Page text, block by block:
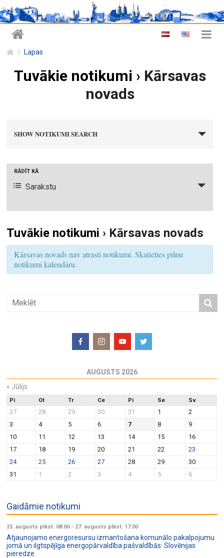
Lapas
Tuvākie notikumi › Kārsavas
novads
i
S
e
r
e
w
s
N
a
v
g
t
i
o
n
SHOW NOTIKUMI SEARCH
i
u
m
V
g
a
t
o
n
RĀDĪT KĀ
Sarakstu
Tuvākie notikumi › Kārsavas novads
Kārsavas novads nav atrasti notikumi. Skatieties pilnu
notikumi kalendāru.
AUGUSTS 2026
« Jūlijs
Pi Ot Tr Ce Pi Se Sv
27 28 29 30 31 1
2
3
4 5 6 7 8
9
10
11 12 13 14 15
16
17
18 19 20 21 22
23
24
25 26 27 28 29
30
31
1 2 3 4 5 6
Gaidāmie notikumi
23. augusts plkst. 08:00- 27. augusts plkst. 17:00
Atjaunojamo energoresursu izmantošana komunālo pakalpojumu
jomā un ilgtspējīga energopārvaldība pašvaldībās: Slovēnijas
pieredze